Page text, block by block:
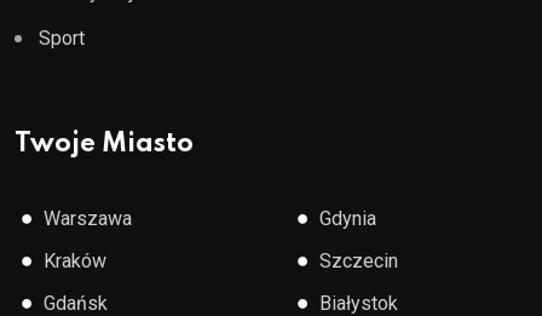
Sport
Twoje Miasto
● Warszawa
● Kraków
● Gdańsk
● Gdynia
● Szczecin
● Białystok